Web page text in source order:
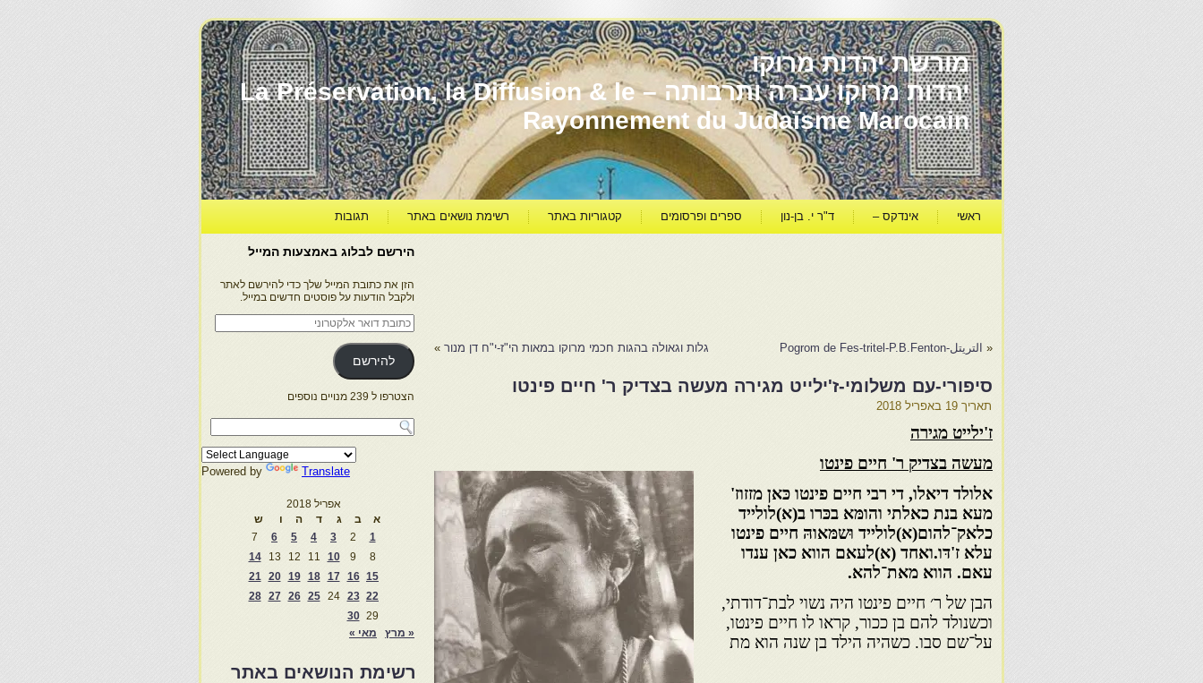
מורשת יהדות מרוקו
יהדות מרוקו עברה ותרבותה – La Préservation, la Diffusion & le
Rayonnement du Judaïsme Marocain
ראשי אינדקס – ד"ר י. בן-נון ספרים ופרסומים קטגוריות באתר רשימת נושאים באתר תגובות
« التريتل-Pogrom de Fes-tritel-P.B.Fenton גלות וגאולה בהגות חכמי מרוקו במאות הי"ז-י"ח דן מנור »
סיפורי-עם משלומי-ז'ילייט מגירה מעשה בצדיק ר' חיים פינטו
תאריך 19 באפריל 2018
ז'ילייט מגירה
מעשה בצדיק ר' חיים פינטו
אלולד דיאלו, די רבי חיים פינטו כּאן מזזוז'
מעא בנת כאלתי והומּא בכּרו ב(א)לולייד
כלאק־להום(א)לולייד וּשמּאוהּ חיים פינטו
עלא ז'דּו.ואחד (א)לעאם הווא כאן ענדו
עאם. הווא מאת־להא.
הבן של ר׳ חיים פינטו היה נשוי לבת־דודתי,
וכשנולד להם בן ככור, קראו לו חיים פינטו,
על־שם סבו. כשהיה הילד בן שנה הוא מת
הירשם לבלוג באמצעות המייל
הזן את כתובת המייל שלך כדי להירשם לאתר
ולקבל הודעות על פוסטים חדשים במייל.
כתובת
דואר
אלקטרוני
להירשם
הצטרפו ל 239 מנויים נוספים
Powered by Translate
אפריל 2018
א
ב ג ד ה ו
ש
1
2
3
4
5
6
7
8
9
10
11
12
13
14
15
16
17
18
19
20
21
22
23
24
25
26
27
28
29
30
« מרץ
מאי »
רשימת הנושאים באתר